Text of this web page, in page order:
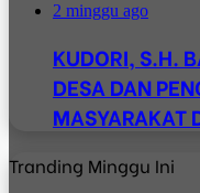
2 minggu ago
KUDORI, S.H.
DESA DAN
MASYARAKAT
Tranding Minggu Ini